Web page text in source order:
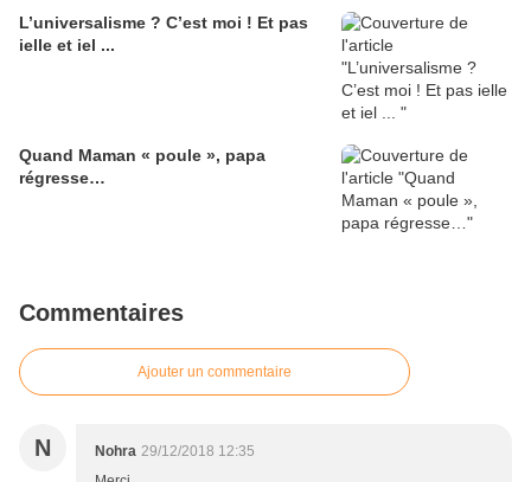
L’universalisme ? C’est moi ! Et pas
ielle et iel ...
Quand Maman « poule », papa
régresse…
Commentaires
Ajouter un commentaire
N Nohra 29/12/2018 12:35